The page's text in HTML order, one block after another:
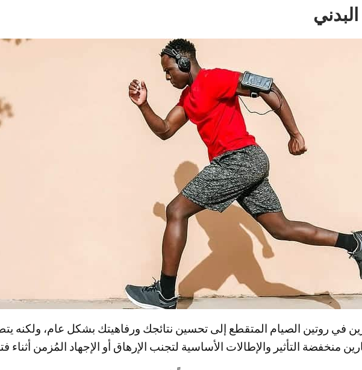
في روتين الصيام المتقطع إلى تحسين نتائجك ورفاهيتك بشكل عام، ولكنه
منخفضة التأثير والإطالات الأساسية لتجنب الإرهاق أو الإجهاد المُزمن أثناء